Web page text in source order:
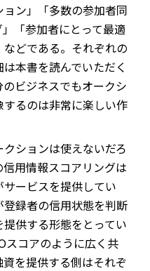
ン」「多数の参加者同
「参加者にとって最適
どである。それぞれの
本書を読んでいただく
ビジネスでもオークシ
るのは非常に楽しい作
ションは使えないだろ
用情報スコアリングは
ービスを提供してい
録者の信用状態を判断
供する形態をとってい
スコアのように広く共
を提供する側はそれぞ